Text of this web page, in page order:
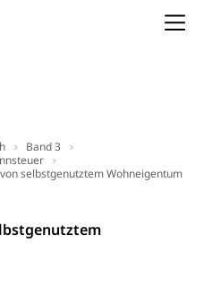
Band 3
selbstgenutztem Wohneigentum